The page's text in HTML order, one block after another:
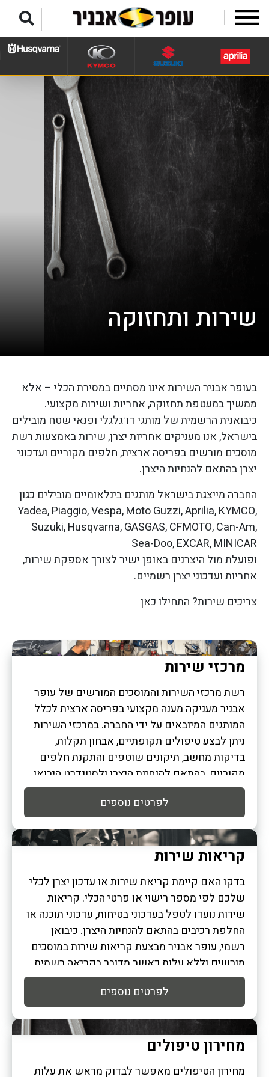
דלג לתפריט תחתון
שירות ותחזוקה
בעופר אבניר השירות אינו מסתיים במסירת הכלי – אלא
ממשיך במעטפת תחזוקה, אחריות ושירות מקצועי.
כיבואנית הרשמית של מותגי דו־גלגלי ופנאי שטח מובילים
בישראל, אנו מעניקים אחריות יצרן, שירות באמצעות רשת
מוסכים מורשים בפריסה ארצית, חלפים מקוריים ועדכוני
יצרן בהתאם להנחיות היצרן.
החברה מייצגת בישראל מותגים בינלאומיים מובילים כגון
Yadea, Piaggio, Vespa, Moto Guzzi, Aprilia, KYMCO,
Suzuki, Husqvarna, GASGAS, CFMOTO, Can-Am,
Sea-Doo, EXCAR, MINICAR
ופועלת מול היצרנים באופן ישיר לצורך אספקת שירות,
אחריות ועדכוני יצרן רשמיים.
צריכים שירות? התחילו כאן
מרכזי שירות
רשת מרכזי השירות והמוסכים המורשים של עופר
אבניר מעניקה מענה מקצועי בפריסה ארצית לכלל
המותגים המיובאים על ידי החברה. במרכזי השירות
ניתן לבצע טיפולים תקופתיים, אבחון תקלות,
בדיקות מחשב, תיקונים שוטפים והתקנת חלפים
מקוריים, בהתאם להנחיות היצרן ולסטנדרט היבואן
הרשמי.
לפרטים נוספים
קריאות שירות
בדקו האם קיימת קריאת שירות או עדכון יצרן לכלי
שלכם לפי מספר רישוי או פרטי הכלי. קריאות
שירות נועדו לטפל בעדכוני בטיחות, עדכוני תוכנה או
החלפת רכיבים בהתאם להנחיות היצרן. כיבואן
רשמי, עופר אבניר מבצעת קריאות שירות במוסכים
מורשים וללא עלות כאשר מדובר בקריאה רשמית
של היצרן.
לפרטים נוספים
מחירון טיפולים
מחירון הטיפולים מאפשר לבדוק מראש את עלות